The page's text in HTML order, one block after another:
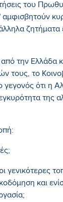
του
ζητήματα
την Ελλάδα
το
ότι η
της
γενικότερες
και